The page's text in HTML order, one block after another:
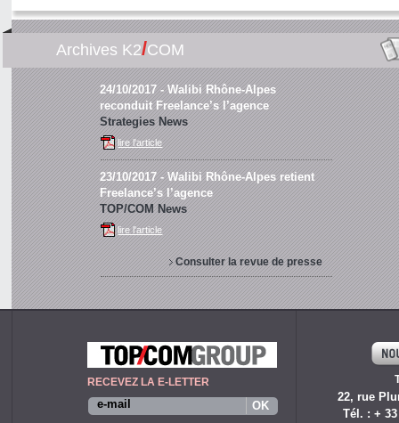
Archives K2/COM
24/10/2017- Walibi Rhône-Alpes
reconduit Freelance’s l’agence
Strategies News
lire l'article
23/10/2017- Walibi Rhône-Alpes retient
Freelance’s l’agence
TOP/COM News
lire l'article
Consulter la revue de presse
RECEVEZ LA E-LETTER
22, rue
Tél. : + 33